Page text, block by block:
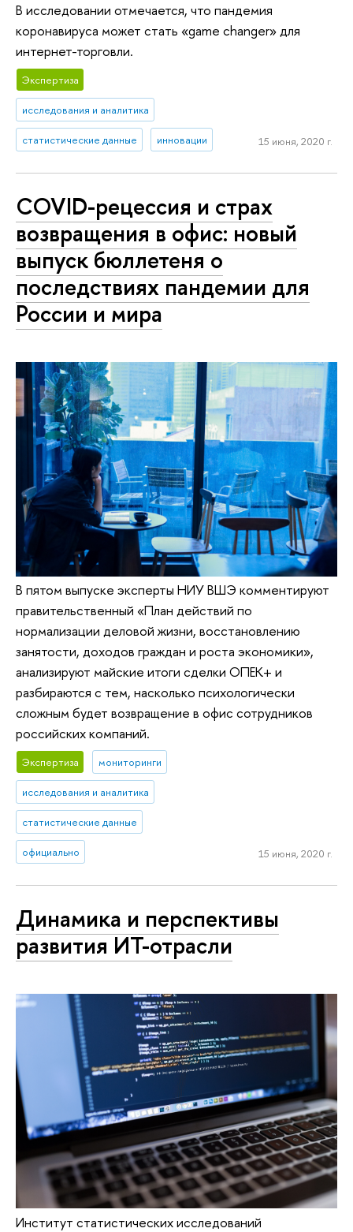
В исследовании отмечается, что пандемия
коронавируса может стать «game changer» для
интернет-торговли.
Экспертиза
исследования и аналитика
статистические данные инновации 15 июня, 2020 г.
COVID-рецессия и страх
возвращения в офис: новый
выпуск бюллетеня о
последствиях пандемии для
России и мира
В пятом выпуске эксперты НИУ ВШЭ комментируют
правительственный «План действий по
нормализации деловой жизни, восстановлению
занятости, доходов граждан и роста экономики»,
анализируют майские итоги сделки ОПЕК+ и
разбираются с тем, насколько психологически
сложным будет возвращение в офис сотрудников
российских компаний.
Экспертиза мониторинги
исследования и аналитика
статистические данные
официально 15 июня, 2020 г.
Динамика и перспективы
развития ИТ-отрасли
Институт статистических исследований